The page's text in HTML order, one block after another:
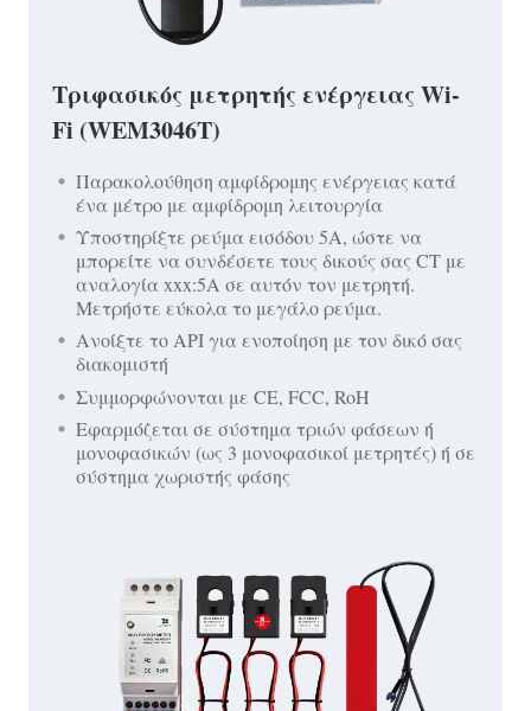
Τριφασικός μετρητής ενέργειας Wi-
Fi (WEM3046T)
Παρακολούθηση αμφίδρομης ενέργειας κατά
ένα μέτρο με αμφίδρομη λειτουργία
Υποστηρίξτε ρεύμα εισόδου 5A, ώστε να
μπορείτε να συνδέσετε τους δικούς σας CT με
αναλογία xxx:5A σε αυτόν τον μετρητή.
Μετρήστε εύκολα το μεγάλο ρεύμα.
Ανοίξτε το API για ενοποίηση με τον δικό σας
διακομιστή
Συμμορφώνονται με CE, FCC, RoH
Εφαρμόζεται σε σύστημα τριών φάσεων ή
μονοφασικών (ως 3 μονοφασικοί μετρητές) ή σε
σύστημα χωριστής φάσης